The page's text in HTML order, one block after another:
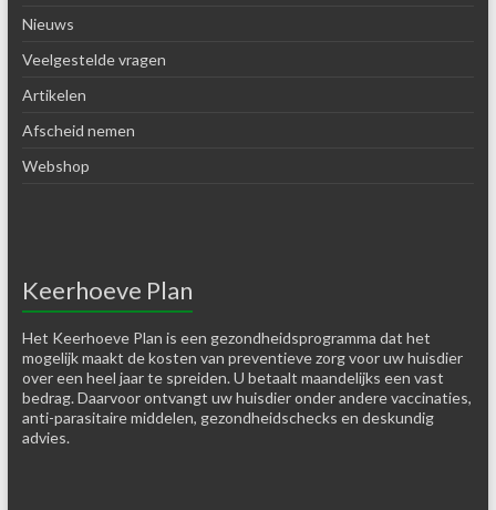
Nieuws
Veelgestelde vragen
Artikelen
Afscheid nemen
Webshop
Keerhoeve Plan
Het Keerhoeve Plan is een gezondheidsprogramma dat het
mogelijk maakt de kosten van preventieve zorg voor uw huisdier
over een heel jaar te spreiden. U betaalt maandelijks een vast
bedrag. Daarvoor ontvangt uw huisdier onder andere vaccinaties,
anti-parasitaire middelen, gezondheidschecks en deskundig
advies.